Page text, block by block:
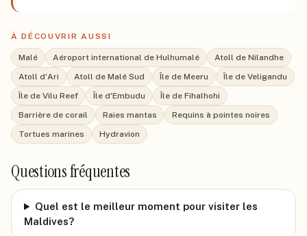
À DÉCOUVRIR AUSSI
Malé Aéroport international de Hulhumalé
Atoll de Nilandhe
Atoll d'Ari
Atoll de Malé Sud Île de Meeru
Île de Veligandu
Île de Vilu Reef
Île d'Embudu
Île de Fihalhohi
Barrière de corail
Raies mantas
Requins à pointes noires
Tortues marines
Hydravion
Questions fréquentes
Quel est le meilleur moment pour visiter les
Maldives?